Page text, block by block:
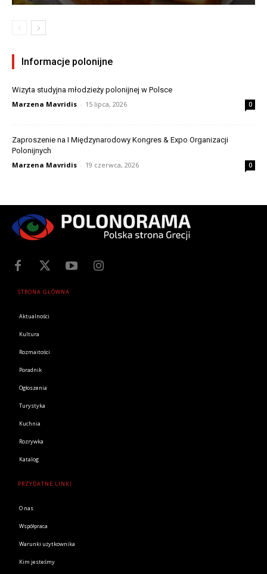
Informacje polonijne
Wizyta studyjna młodzieży polonijnej w Polsce
Marzena Mavridis - 15 lipca, 2026 0
Zaproszenie na I Międzynarodowy Kongres & Expo Organizacji
Polonijnych
Marzena Mavridis - 19 czerwca, 2026 0
STRONA GŁÓWNA
Aktualności
Kultura
Rozmaitości
Poradnik
Ogłoszenia
Turystyka
Kuchnia
Rozrywka
Katalog
PRZYDATNE LINKI
O nas
Współpraca
Warunki użytkownika
Kim jesteśmy